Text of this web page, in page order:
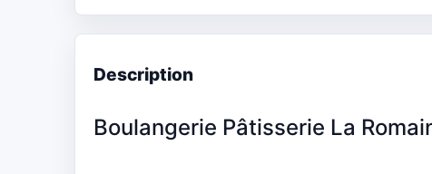
Description
Boulangerie Pâtisserie La